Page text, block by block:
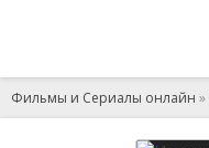
Фильмы и Сериалы онлайн »